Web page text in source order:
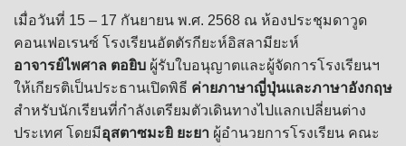
เมื่อวันที่ 15 – 17 กันยายน พ.ศ. 2568 ณ ห้องประชุมดาวูด
คอนเฟอเรนซ์ โรงเรียนอัตตัรกียะห์อิสลามียะห์
อาจารย์ไพศาล ตอยิบ ผู้รับใบอนุญาตและผู้จัดการโรงเรียนฯ
ให้เกียรติเป็นประธานเปิดพิธี ค่ายภาษาญี่ปุ่นและภาษาอังกฤษ
สำหรับนักเรียนที่กำลังเตรียมตัวเดินทางไปแลกเปลี่ยนต่าง
ประเทศ โดยมีอุสตาซมะยิ ยะยา ผู้อำนวยการโรงเรียน คณะ